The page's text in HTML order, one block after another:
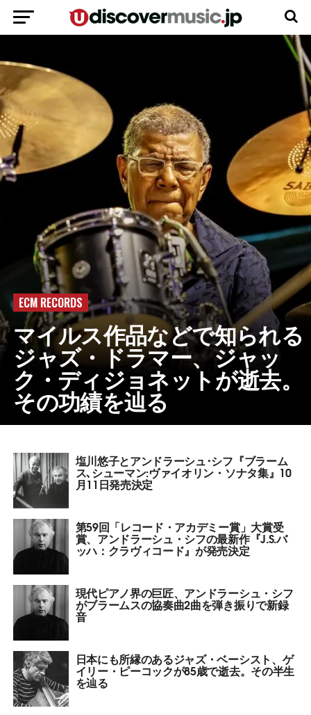
ECM RECORDS
マイルス作品などで知られる
ジャズ・ドラマー、ジャッ
ク・ディジョネットが逝去。
その功績を辿る
塩川悠子とアンドラーシュ･シフ『ブラーム
ス､シューマン:ヴァイオリン・ソナタ集』10
月11日発売決定
第59回「レコード・アカデミー賞」大賞受
賞、アンドラーシュ・シフの最新作『J.S.バ
ッハ：クラヴィコード』が発売決定
現代ピアノ界の巨匠、アンドラーシュ・シフ
がブラームスの協奏曲2曲を弾き振りで新録
音
日本にも所縁のあるジャズ・ベーシスト、ゲ
イリー・ピーコックが85歳で逝去。その半生
を辿る